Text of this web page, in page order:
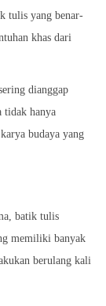
tulis yang benar-
khas dari
dianggap
tidak hanya
budaya yang
batik tulis
memiliki banyak
berulang kali